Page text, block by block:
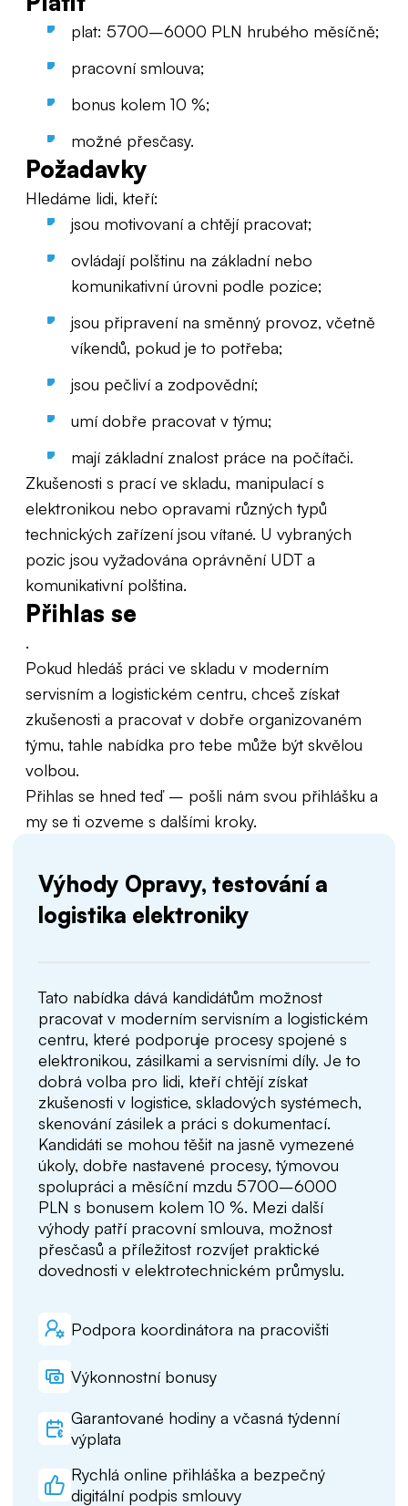
plat: 5700–6000 PLN hrubého měsíčně;
pracovní smlouva;
bonus kolem 10 %;
možné přesčasy.
Požadavky
Hledáme lidi, kteří:
jsou motivovaní a chtějí pracovat;
ovládají polštinu na základní nebo
komunikativní úrovni podle pozice;
jsou připravení na směnný provoz, včetně
víkendů, pokud je to potřeba;
jsou pečliví a zodpovědní;
umí dobře pracovat v týmu;
mají základní znalost práce na počítači.
Zkušenosti s prací ve skladu, manipulací s
elektronikou nebo opravami různých typů
technických zařízení jsou vítané. U vybraných
pozic jsou vyžadována oprávnění UDT a
komunikativní polština.
Přihlas se
.
Pokud hledáš práci ve skladu v moderním
servisním a logistickém centru, chceš získat
zkušenosti a pracovat v dobře organizovaném
týmu, tahle nabídka pro tebe může být skvělou
volbou.
Přihlas se hned teď – pošli nám svou přihlášku a
my se ti ozveme s dalšími kroky.
Výhody Opravy, testování a
logistika elektroniky
Tato nabídka dává kandidátům možnost
pracovat v moderním servisním a logistickém
centru, které podporuje procesy spojené s
elektronikou, zásilkami a servisními díly. Je to
dobrá volba pro lidi, kteří chtějí získat
zkušenosti v logistice, skladových systémech,
skenování zásilek a práci s dokumentací.
Kandidáti se mohou těšit na jasně vymezené
úkoly, dobře nastavené procesy, týmovou
spolupráci a měsíční mzdu 5700–6000
PLN s bonusem kolem 10 %. Mezi další
výhody patří pracovní smlouva, možnost
přesčasů a příležitost rozvíjet praktické
dovednosti v elektrotechnickém průmyslu.
Podpora koordinátora na pracovišti
Výkonnostní bonusy
Garantované hodiny a včasná týdenní
výplata
Rychlá online přihláška a bezpečný
digitální podpis smlouvy